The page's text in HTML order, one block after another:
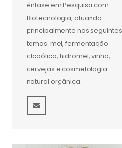
ênfase em Pesquisa com
Biotecnologia, atuando
principalmente nos seguintes
temas: mel, fermentação
alcoólica, hidromel, vinho,
cervejas e cosmetologia
natural orgânica.